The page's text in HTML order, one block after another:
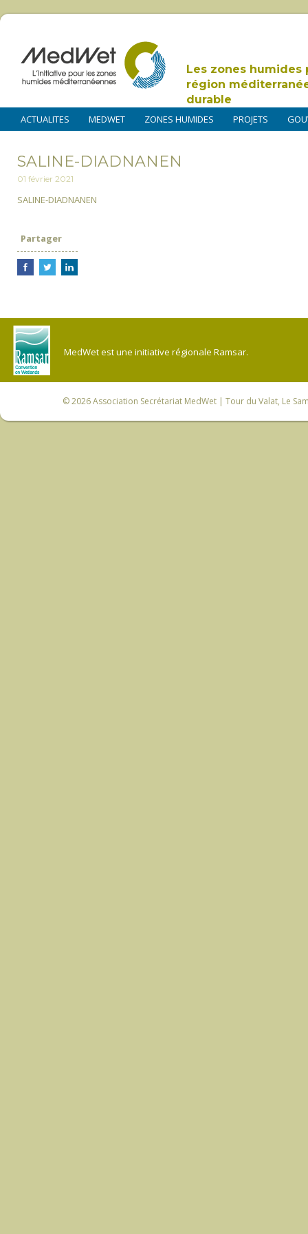
Les zones humides
région
durable
ACTUALITES MEDWET ZONES HUMIDES PROJETS
SALINE-DIADNANEN
01 février 2021
SALINE-DIADNANEN
Partager
MedWet est une initiative régionale Ramsar.
© 2026Association Secrétariat MedWet | Tour du Valat, Le